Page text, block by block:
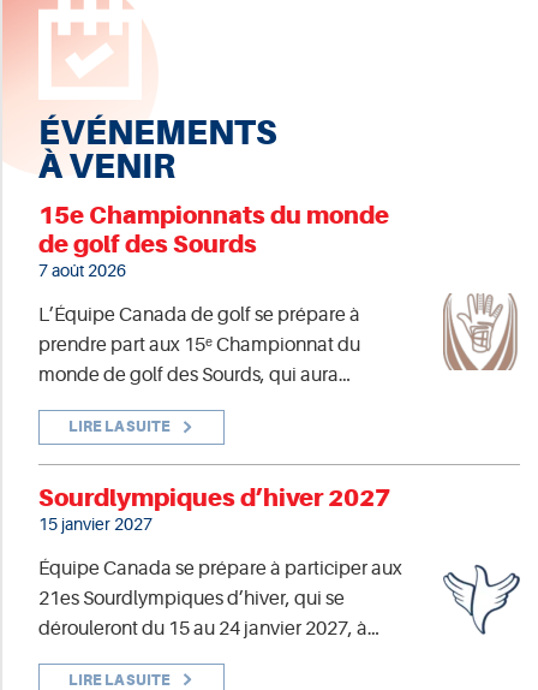
ÉVÉNEMENTS
À VENIR
15e Championnats du monde
de golf des Sourds
7 août 2026
L’Équipe Canada de golf se prépare à
prendre part aux 15ᵉ Championnat du
monde de golf des Sourds, qui aura…
LIRE LA SUITE
Sourdlympiques d’hiver 2027
15 janvier 2027
Équipe Canada se prépare à participer aux
21es Sourdlympiques d’hiver, qui se
dérouleront du 15 au 24 janvier 2027, à…
LIRE LA SUITE